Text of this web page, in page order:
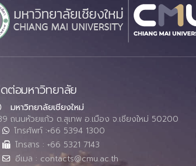
ต่อมหาวิทยาลัย
มหาวิทยาลัยเชียงใหม่
ถนนห้วยแก้ว ต.สุเทพ อ.เมือง จ.เชียงใหม่ 50200
โทรศัพท์ :+66 5394 1300
โทรสาร : +66 5321 7143
อีเมล : contacts@cmu.ac.th